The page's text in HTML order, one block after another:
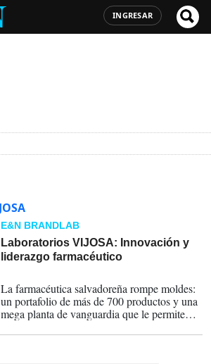
INGRESAR
E&N BRANDLAB
Laboratorios VIJOSA: Innovación y
liderazgo farmacéutico
La farmacéutica salvadoreña rompe moldes:
un portafolio de más de 700 productos y una
mega planta de vanguardia que le permite
internacionales desde El Salvador.